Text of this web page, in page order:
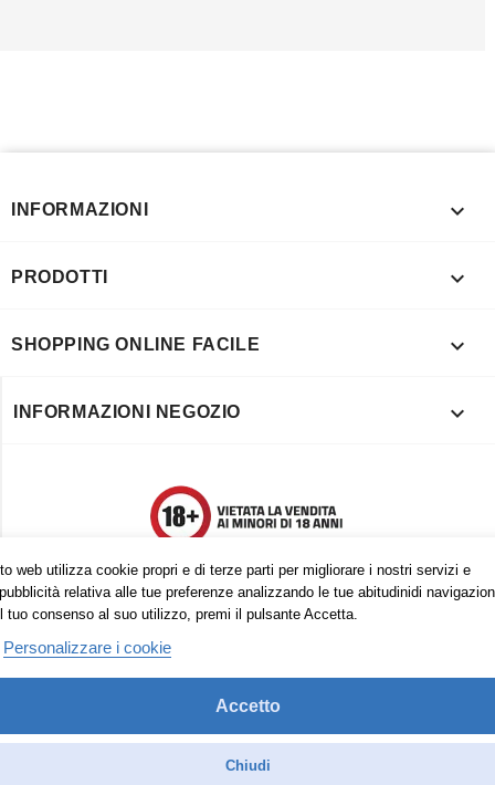
web utilizza cookie propri e di terze parti per migliorare i nostri servizi e
relativa alle tue preferenze analizzando le tue abitudinidi
tuo consenso al suo utilizzo, premi il pulsante Accetta.
Personalizzare i cookie
Accetto
Chiudi
INFORMAZIONI 
PRODOTTI 
SHOPPING ONLINE FACILE 
INFORMAZIONI NEGOZIO 
Trovaci anche su: